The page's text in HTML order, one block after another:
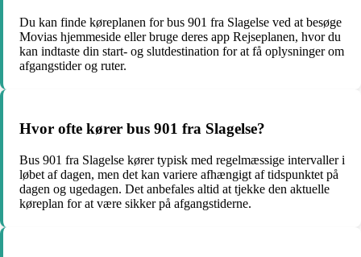
Du kan finde køreplanen for bus 901 fra Slagelse ved at besøge
Movias hjemmeside eller bruge deres app Rejseplanen, hvor du
kan indtaste din start- og slutdestination for at få oplysninger om
afgangstider og ruter.
Hvor ofte kører bus 901 fra Slagelse?
Bus 901 fra Slagelse kører typisk med regelmæssige intervaller i
løbet af dagen, men det kan variere afhængigt af tidspunktet på
dagen og ugedagen. Det anbefales altid at tjekke den aktuelle
køreplan for at være sikker på afgangstiderne.